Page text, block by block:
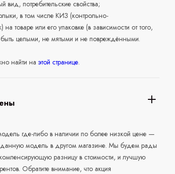
вид, потребительские свойства;
в том числе КИЗ (контрольно-
товаре или его упаковке (в зависимости от того,
целыми, не мятыми и не повреждёнными.
найти наэтой странице.
где-либо в наличии по более низкой цене —
модель в другом магазине. Мы будем рады
разницу в стоимости, и лучшую
Обратите внимание, что акция